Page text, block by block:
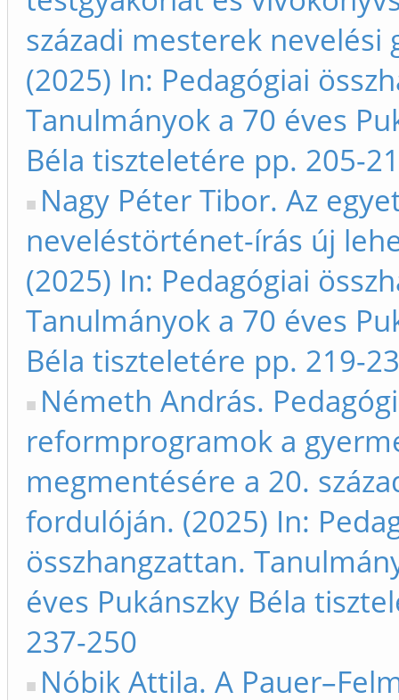
századi mesterek nevelési
(2025) In: Pedagógiai
Tanulmányok a 70 éves
Béla tiszteletére pp. 205-
Nagy Péter Tibor. Az
neveléstörténet-írás új
(2025) In: Pedagógiai
Tanulmányok a 70 éves
Béla tiszteletére pp. 219-
Németh András.
reformprogramok a
megmentésére a 20.
fordulóján. (2025) In:
összhangzattan.
éves Pukánszky Béla
237-250
Nóbik Attila. A